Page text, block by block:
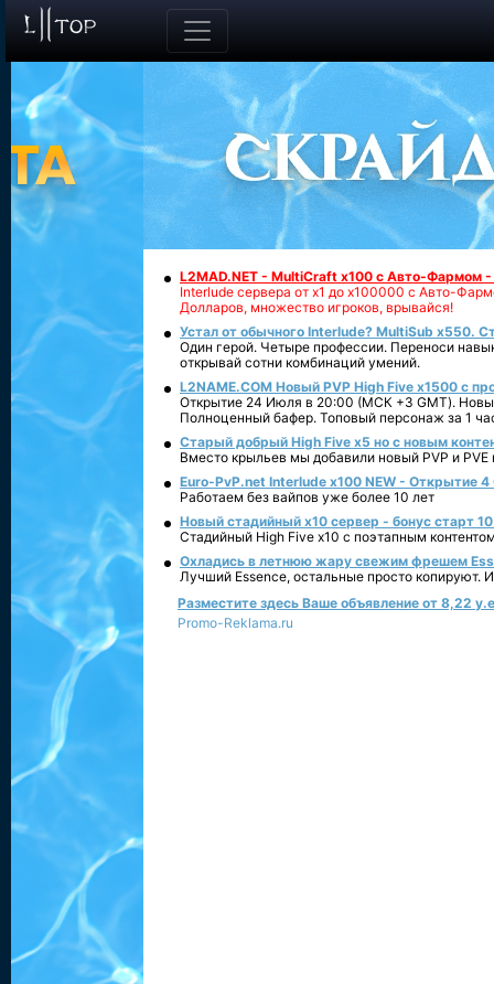
L2MAD.NET - MultiCraft x100 с Авто-Фармом
Interlude сервера от х1 до х100000 с Авто-
Долларов, множество игроков, врывайся!
Устал от обычного Interlude? MultiSub x550.
Один герой. Четыре профессии. Переноси
открывай сотни комбинаций умений.
L2NAME.COM Новый PVP High Five x1500 с
Открытие 24 Июля в 20:00 (МСК +3 GMT).
Полноценный бафер. Топовый персонаж за 1
Старый добрый High Five x5 но с новым
Вместо крыльев мы добавили новый PVP и PVE
Euro-PvP.net Interlude х100 NEW - Открытие 4
Работаем без вайпов уже более 10 лет
Новый стадийный х10 сервер - бонус старт
Стадийный High Five x10 с поэтапным
Охладись в летнюю жару свежим фрешем
Лучший Essence, остальные просто копируют.
Разместите здесь Ваше объявление от 8,22
Promo-Reklama.ru